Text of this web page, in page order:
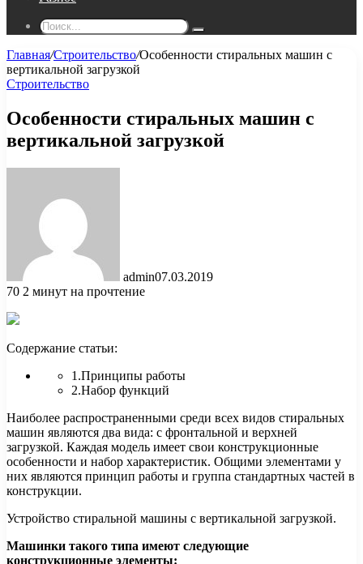
Поиск...
Главная/Строительство/Особенности стиральных машин с
вертикальной загрузкой
Строительство
Особенности стиральных машин с
вертикальной загрузкой
admin07.03.2019
70 2 минут на прочтение
Содержание статьи:
1.Принципы работы
2.Набор функций
Наиболее распространенными среди всех видов стиральных
машин являются два вида: с фронтальной и верхней
загрузкой. Каждая модель имеет свои конструкционные
особенности и набор характеристик. Общими элементами у
них являются принцип работы и группа стандартных частей в
конструкции.
Устройство стиральной машины с вертикальной загрузкой.
Машинки такого типа имеют следующие
конструкционные элементы: